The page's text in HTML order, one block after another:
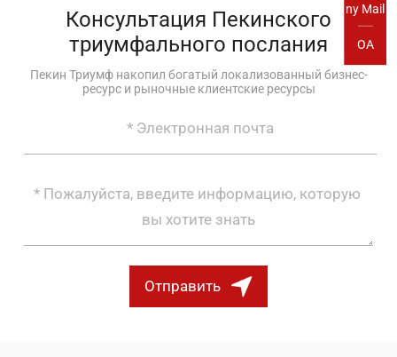
ny Mail
OA
Консультация Пекинского
триумфального послания
Пекин Триумф накопил богатый локализованный бизнес-
ресурс и рыночные клиентские ресурсы
Отправить